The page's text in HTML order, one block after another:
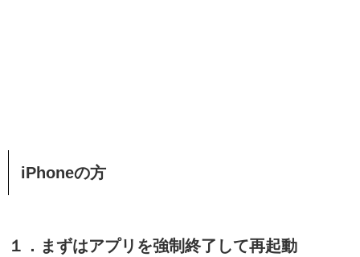
iPhoneの方
１．まずはアプリを強制終了して再起動